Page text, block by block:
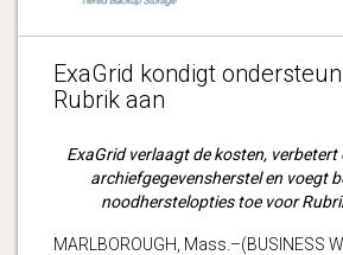
ExaGrid kondigt
Rubrik aan
ExaGrid verlaagt de kosten,
archiefgegevensherstel en voegt
noodherstelopties toe voor
MARLBOROUGH, Mass.–(BUSINESS